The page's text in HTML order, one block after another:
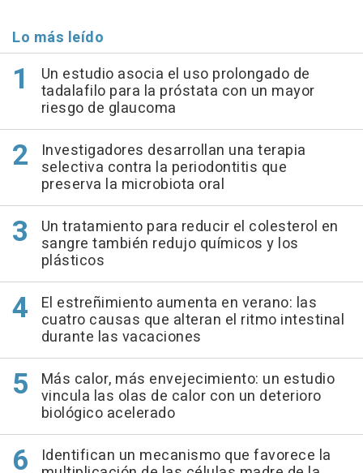
Lo más leído
Un estudio asocia el uso prolongado de
tadalafilo para la próstata con un mayor
riesgo de glaucoma
Investigadores desarrollan una terapia
selectiva contra la periodontitis que
preserva la microbiota oral
Un tratamiento para reducir el colesterol en
sangre también redujo químicos y los
plásticos
El estreñimiento aumenta en verano: las
cuatro causas que alteran el ritmo intestinal
durante las vacaciones
Más calor, más envejecimiento: un estudio
vincula las olas de calor con un deterioro
biológico acelerado
Identifican un mecanismo que favorece la